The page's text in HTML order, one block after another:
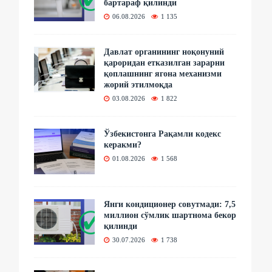
бартараф қилинди
06.08.2026 1 135
Давлат органининг ноқонуний
қароридан етказилган зарарни
қоплашнинг ягона механизми
жорий этилмоқда
03.08.2026 1 822
Ўзбекистонга Рақамли кодекс
керакми?
01.08.2026 1 568
Янги кондиционер совутмади: 7,5
миллион сўмлик шартнома бекор
қилинди
30.07.2026 1 738